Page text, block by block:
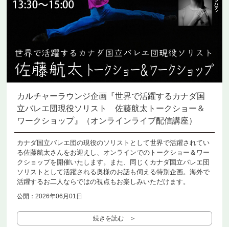
カルチャーラウンジ企画『世界で活躍するカナダ国
立バレエ団現役ソリスト 佐藤航太トークショー＆
ワークショップ』（オンラインライブ配信講座）
カナダ国立バレエ団の現役のソリストとして世界で活躍されてい
る佐藤航太さんをお迎えし、オンラインでのトークショー＆ワー
クショップを開催いたします。また、同じくカナダ国立バレエ団
ソリストとして活躍される奥様のお話も伺える特別企画。海外で
活躍するお二人ならではの視点もお楽しみいただけます。
公開：2026年06月01日
続きを読む ＞